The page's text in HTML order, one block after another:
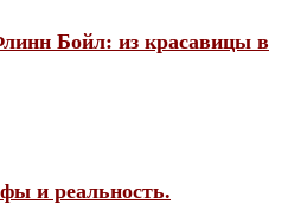
Бойл: из красавицы в
и реальность.